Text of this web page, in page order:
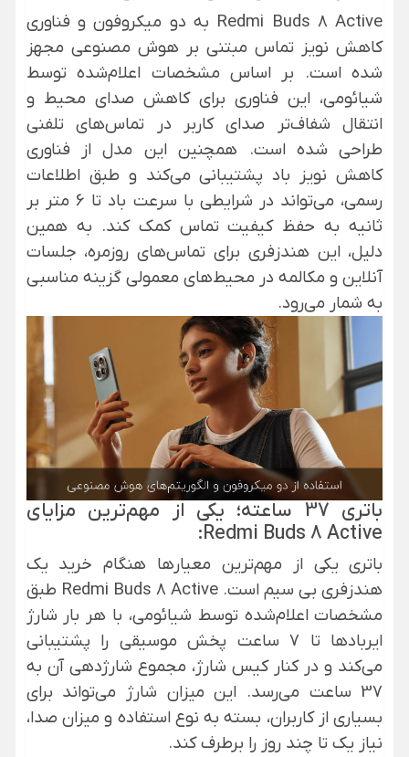
Redmi Buds 8 Active به دو میکروفون و فناوری
کاهش نویز تماس مبتنی بر هوش مصنوعی مجهز
شده است. بر اساس مشخصات اعلام‌شده توسط
شیائومی، این فناوری برای کاهش صدای محیط و
انتقال شفاف‌تر صدای کاربر در تماس‌های تلفنی
طراحی شده است. همچنین این مدل از فناوری
کاهش نویز باد پشتیبانی می‌کند و طبق اطلاعات
رسمی، می‌تواند در شرایطی با سرعت باد تا 6 متر بر
ثانیه به حفظ کیفیت تماس کمک کند. به همین
دلیل، این هندزفری برای تماس‌های روزمره، جلسات
آنلاین و مکالمه در محیط‌های معمولی گزینه مناسبی
به شمار می‌رود.
باتری 37 ساعته؛ یکی از مهم‌ترین مزایای
Redmi Buds 8 Active:
باتری یکی از مهم‌ترین معیارها هنگام خرید یک
هندزفری بی سیم است. Redmi Buds 8 Active طبق
مشخصات اعلام‌شده توسط شیائومی، با هر بار شارژ
ایربادها تا 7 ساعت پخش موسیقی را پشتیبانی
می‌کند و در کنار کیس شارژ، مجموع شارژدهی آن به
37 ساعت می‌رسد. این میزان شارژ می‌تواند برای
بسیاری از کاربران، بسته به نوع استفاده و میزان صدا،
نیاز یک تا چند روز را برطرف کند.